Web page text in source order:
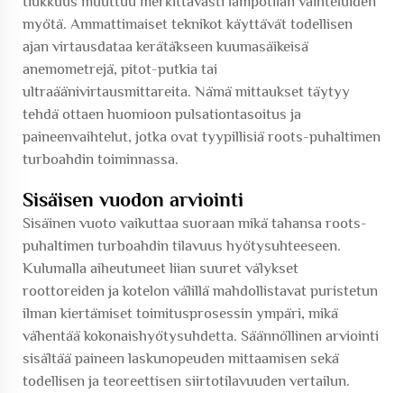
myötä. Ammattimaiset teknikot käyttävät todellisen
ajan virtausdataa kerätäkseen kuumasäikeisä
anemometrejä, pitot-putkia tai
ultraäänivirtausmittareita. Nämä mittaukset täytyy
tehdä ottaen huomioon pulsationtasoitus ja
paineenvaihtelut, jotka ovat tyypillisiä roots-puhaltimen
turboahdin toiminnassa.
Sisäisen vuodon arviointi
Sisäinen vuoto vaikuttaa suoraan mikä tahansa roots-
puhaltimen turboahdin tilavuus hyötysuhteeseen.
Kulumalla aiheutuneet liian suuret välykset
roottoreiden ja kotelon välillä mahdollistavat puristetun
ilman kiertämiset toimitusprosessin ympäri, mikä
vähentää kokonaishyötysuhdetta. Säännöllinen arviointi
sisältää paineen laskunopeuden mittaamisen sekä
todellisen ja teoreettisen siirtotilavuuden vertailun.